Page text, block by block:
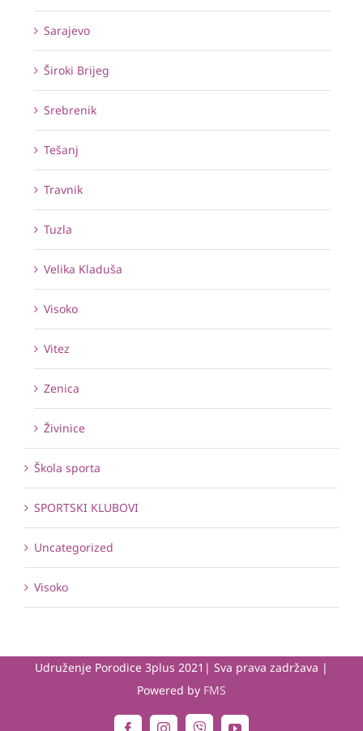
Sarajevo
Široki Brijeg
Srebrenik
Tešanj
Travnik
Tuzla
Velika Kladuša
Visoko
Vitez
Zenica
Živinice
Škola sporta
SPORTSKI KLUBOVI
Uncategorized
Visoko
Udruženje Porodice 3plus 2021| Sva prava zadržava |
Powered by FMS